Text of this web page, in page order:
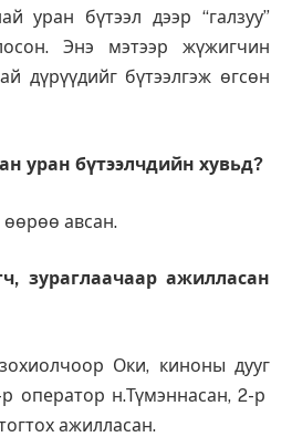
уран бүтээл дээр “галзуу”
Энэ мэтээр жүжигчин
дүрүүдийг бүтээлгэж өгсөн
уран бүтээлчдийн хувьд?
авсан.
зураглаачаар ажилласан
Оки, киноны дууг
оператор н.Түмэннасан, 2-р
ажилласан.